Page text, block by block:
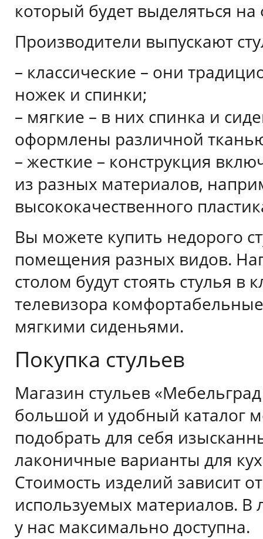
который будет выделяться
Производители выпускают
– классические – они
ножек и спинки;
– мягкие – в них спинка и
оформлены различной
– жесткие – конструкция
из разных материалов,
высококачественного
Вы можете купить недорого
помещения разных видов.
столом будут стоять стулья в
телевизора
мягкими сиденьями.
Покупка стульев
Магазин стульев
большой и удобный каталог
подобрать для себя
лаконичные варианты для
Стоимость изделий зависит
используемых материалов. В
у нас максимально доступна.